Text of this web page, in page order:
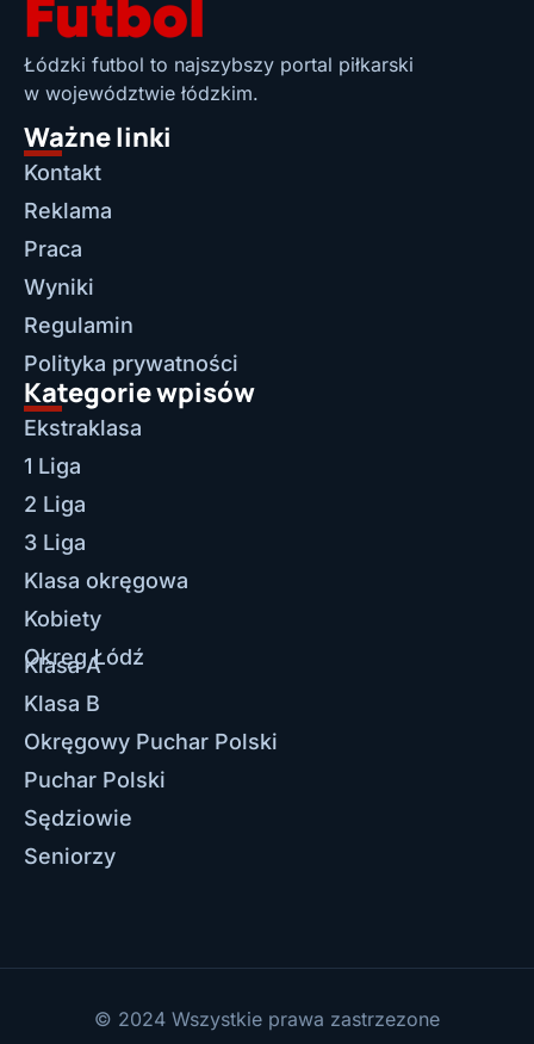
Łódzki futbol to najszybszy portal piłkarski
w województwie łódzkim.
Ważne linki
Kontakt
Reklama
Praca
Wyniki
Regulamin
Polityka prywatności
Kategorie wpisów
Ekstraklasa
1 Liga
2 Liga
3 Liga
Klasa okręgowa
Kobiety
Okręg Łódź
Klasa A
Klasa B
Okręgowy Puchar Polski
Puchar Polski
Sędziowie
Seniorzy
© 2024 Wszystkie prawa zastrzezone